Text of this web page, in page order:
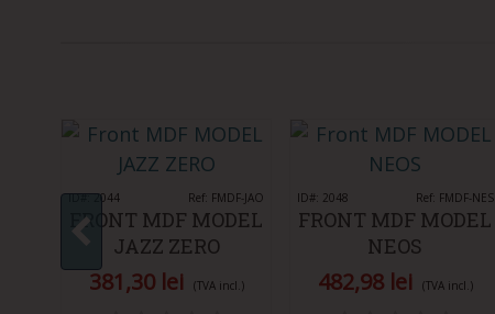
Îmi place
ID#: 2044 Ref: FMDF-JAO
FRONT MDF MODEL
JAZZ ZERO
381,30 lei (TVA incl.)
Îmi place
ID#: 2048 Ref: FMDF-NES
FRONT MDF MODEL
NEOS
482,98 lei (TVA incl.)